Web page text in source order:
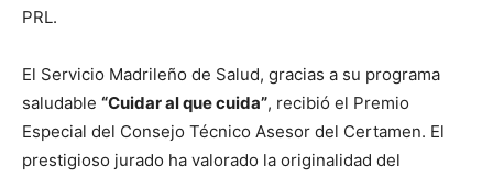
PRL.
El Servicio Madrileño de Salud, gracias a su programa
saludable “Cuidar al que cuida”, recibió el Premio
Especial del Consejo Técnico Asesor del Certamen. El
prestigioso jurado ha valorado la originalidad del